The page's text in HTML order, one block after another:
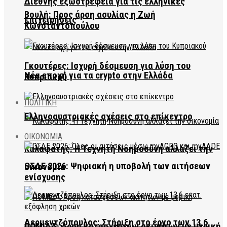
επιχειρήσεις
Νέα εποχή για τα crypto στην Ελλάδα
ΠΟΛΙΤΙΚΗ
Καλαφάτης: Η Τεχνητή Νοημοσύνη αλλάζει την
οικονομία
Δερμεντζόπουλος: Στήριξη στο έργο των 13,6
Βουλή: Προς άρση ασυλίας η Ζωή
Κωνσταντοπούλου
Γκουτέρες: Ισχυρή δέσμευση για λύση του
Κυπριακού
Ελληνοαυστριακές σχέσεις στο επίκεντρο
ΟΙΚΟΝΟΜΙΑ
ΟΣΔΕ 2026: Ψηφιακή η υποβολή των αιτήσεων
ενίσχυσης